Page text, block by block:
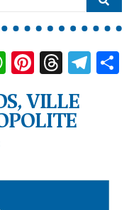
WhatsApp
Pinterest
VILLE